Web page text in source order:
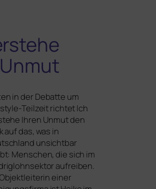
in der Debatte um
Teilzeit rich­tet Ich
Ihren Unmut den
auf das, was in
unsicht­bar
Menschen, die sich im
auf­rei­ben.
einer